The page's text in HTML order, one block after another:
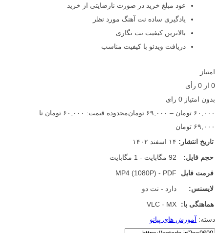
عود مبلغ خرید در صورت نارضایتی از خرید
یادگیری ساده نت آهنگ مورد نظر
بالاترین کیفیت نت نگاری
دریافت ویدئو با کیفیت مناسب
امتیاز
0 از 0 رأی
بدون امتیاز 0 رای
۶۰,۰۰۰ تومان – ۶۹,۰۰۰ تومان
محدوده قیمت: ۶۰,۰۰۰ تومان تا
۶۹,۰۰۰ تومان
تاریخ انتشار: ۱۴ اسفند ۱۴۰۲
حجم فایل:
92 مگابایت - 1 مگابایت
فرمت فایل
MP4 (1080P) - PDF
لایسنس:
دارد - نت دو
هماهنگی با:
VLC - MX
دسته: آموزش های پیانو